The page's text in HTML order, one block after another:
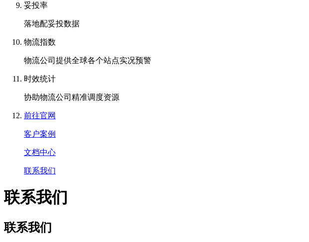
妥投率
落地配妥投数据
物流指数
物流公司提供全球各个站点实况预警
时效统计
协助物流公司精准调度资源
前往官网
客户案例
文档中心
联系我们
联系我们
联系我们